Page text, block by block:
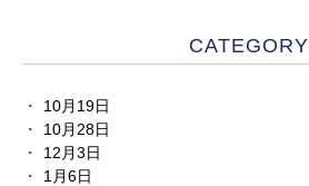
CATEGORY
10月19日
10月28日
12月3日
1月6日